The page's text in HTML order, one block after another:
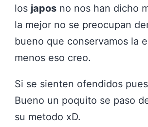
los japos no nos han dicho
la mejor no se preocupan
bueno que conservamos la
menos eso creo.
Si se sienten ofendidos pues
Bueno un poquito se paso
su metodo xD.